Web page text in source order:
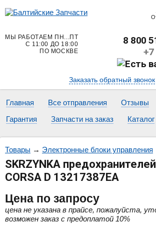
МЫ РАБОТАЕМ ПН...ПТ
С 11:00 ДО 18:00
ПО МОСКВЕ
8 800
Заказать обратный звонок
Главная Все отправления Отзывы
Гарантия
Запчасти на заказ Каталог
Товары → Электронные блоки управления
SKRZYNKA
CORSA D 13217387EA
Цена по запросу
цена не указана в прайсе, пожалуйста,
возможен заказ с предоплатой 10%